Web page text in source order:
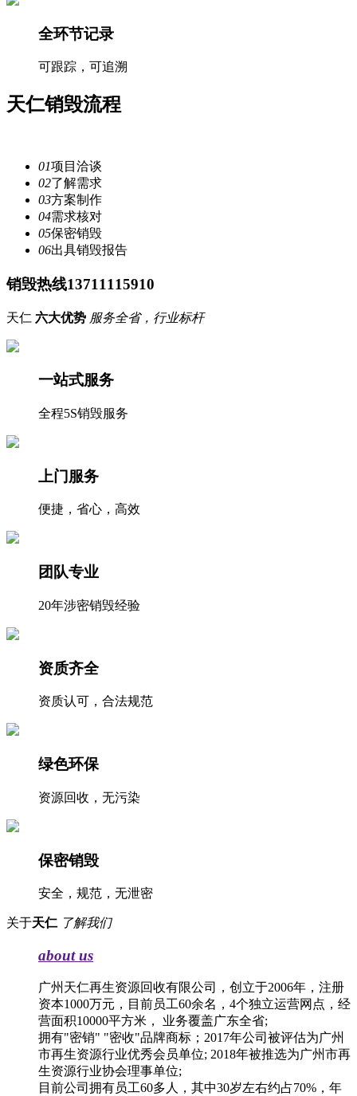
全环节记录
可跟踪，可追溯
天仁销毁流程
01项目洽谈
02了解需求
03方案制作
04需求核对
05保密销毁
06出具销毁报告
销毁热线13711115910
天仁 六大优势 服务全省，行业标杆
一站式服务
全程5S销毁服务
上门服务
便捷，省心，高效
团队专业
20年涉密销毁经验
资质齐全
资质认可，合法规范
绿色环保
资源回收，无污染
保密销毁
安全，规范，无泄密
关于天仁 了解我们
about us
广州天仁再生资源回收有限公司，创立于2006年，注册
资本1000万元，目前员工60余名，4个独立运营网点，经
营面积10000平方米， 业务覆盖广东全省;
拥有"密销" "密收"品牌商标；2017年公司被评估为广州
市再生资源行业优秀会员单位; 2018年被推选为广州市再
生资源行业协会理事单位;
目前公司拥有员工60多人，其中30岁左右约占70%，年